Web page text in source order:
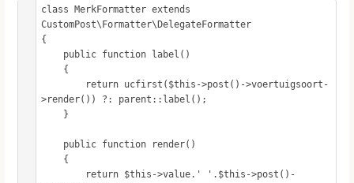
class MerkFormatter extends
CustomPost\Formatter\DelegateFormatter
{
>render()) ?: parent::label();